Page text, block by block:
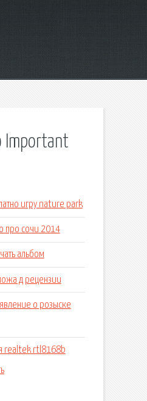
Important
игру nature park
про сочи 2014
альбом
д рецензии
о розыске
realtek rtl8168b